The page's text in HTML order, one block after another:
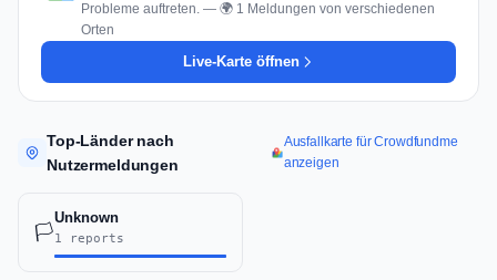
Probleme auftreten. — 🌍 1 Meldungen von verschiedenen
Orten
Live-Karte öffnen
Top-Länder nach
Nutzermeldungen
Ausfallkarte für Crowdfundme
anzeigen
🏳️
Unknown
1 reports